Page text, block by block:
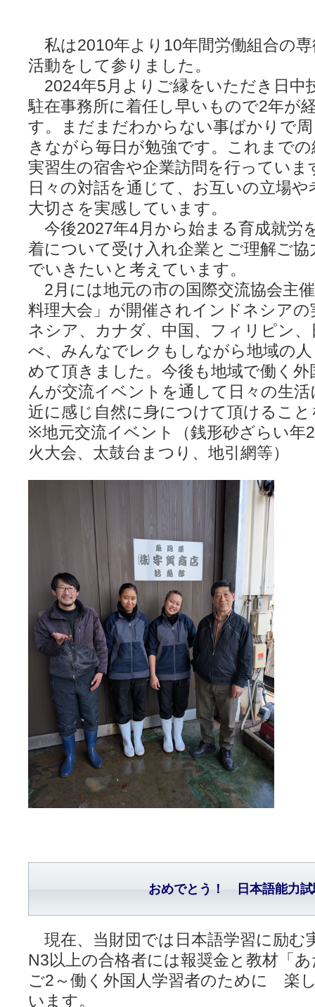
私は2010年より10年間労働組合の
活動をして参りました。
2024年5月よりご縁をいただき日中
駐在事務所に着任し早いもので2年が
す。まだまだわからない事ばかりで
きながら毎日が勉強です。これまで
実習生の宿舎や企業訪問を行ってい
日々の対話を通じて、お互いの立場
大切さを実感しています。
今後2027年4月から始まる育成就労
着について受け入れ企業とご理解ご
でいきたいと考えています。
2月には地元の市の国際交流協会主
料理大会」が開催されインドネシア
ネシア、カナダ、中国、フィリピン
べ、みんなでレクもしながら地域の
めて頂きました。今後も地域で働く
んが交流イベントを通して日々の生
近に感じ自然に身につけて頂けるこ
※地元交流イベント（銭形砂ざらい年
火大会、太鼓台まつり、地引網等）
おめでとう！ 日本語能力
現在、当財団では日本語学習に励む
N3以上の合格者には報奨金と教材「
ご2～働く外国人学習者のために 楽
います。